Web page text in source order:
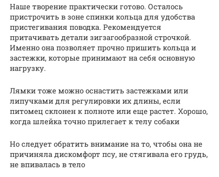
Наше творение практически готово. Осталось
пристрочить в зоне спинки кольца для удобства
пристегивания поводка. Рекомендуется
притачивать детали зигзагообразной строчкой.
Именно она позволяет прочно пришить кольца и
застежки, которые принимают на себя основную
нагрузку.
Лямки тоже можно оснастить застежками или
липучками для регулировки их длины, если
питомец склонен к полноте или еще растет. Хорошо,
когда шлейка точно прилегает к телу собаки
Но следует обратить внимание на то, чтобы она не
причиняла дискомфорт псу, не стягивала его грудь,
не впивалась в тело